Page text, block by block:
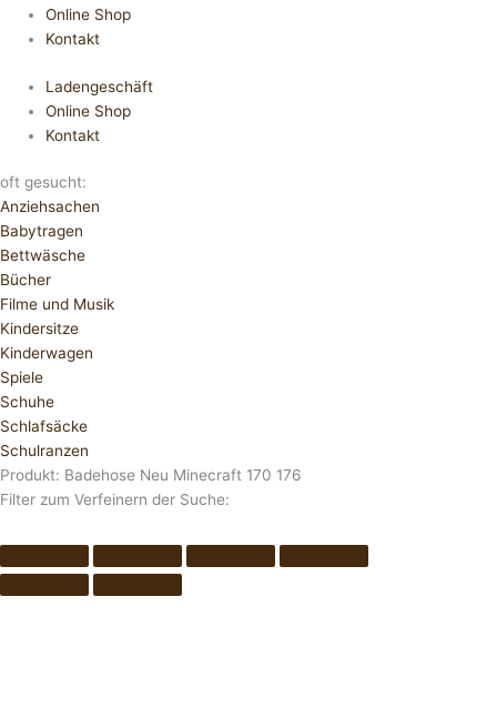
Online Shop
Kontakt
Ladengeschäft
Online Shop
Kontakt
oft gesucht:
Anziehsachen
Babytragen
Bettwäsche
Bücher
Filme und Musik
Kindersitze
Kinderwagen
Spiele
Schuhe
Schlafsäcke
Schulranzen
Produkt: Badehose Neu Minecraft 170 176
Filter zum Verfeinern der Suche: